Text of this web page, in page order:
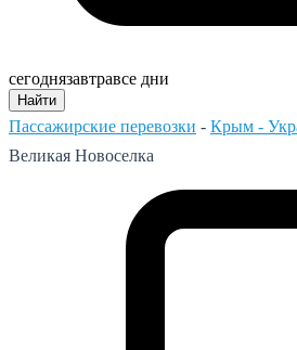
сегоднязавтравсе дни
Найти
Пассажирские перевозки - Крым -
Великая Новоселка